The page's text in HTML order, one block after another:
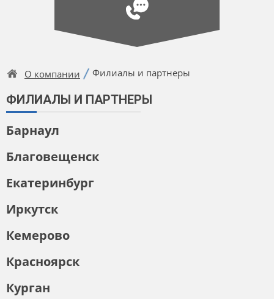
О компании Филиалы и партнеры
ФИЛИАЛЫ И ПАРТНЕРЫ
Барнаул
Благовещенск
Екатеринбург
Иркутск
Кемерово
Красноярск
Курган